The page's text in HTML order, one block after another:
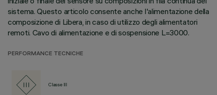
sistema. Questo articolo consente anche l'alimentazione della
composizione di Libera, in caso di utilizzo degli alimentatori
remoti. Cavo di alimentazione e di sospensione L=3000.
PERFORMANCE TECNICHE
Classe III